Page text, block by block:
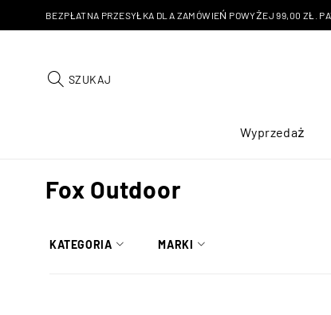
BEZPŁATNA PRZESYŁKA DLA ZAMÓWIEŃ POWYŻEJ 99,00 ZŁ.
SZUKAJ
Wyprzedaż
Fox Outdoor
KATEGORIA MARKI